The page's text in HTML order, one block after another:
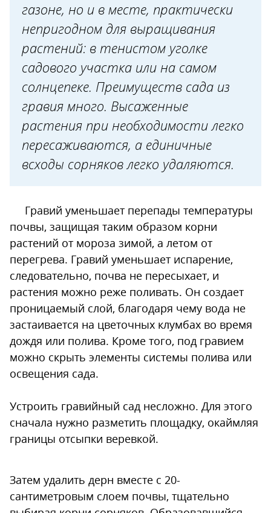
газоне, но и в месте, практически
непригодном для выращивания
растений: в тенистом уголке
садового участка или на самом
солнцепеке. Преимуществ сада из
гравия много. Высаженные
растения при необходимости легко
пересаживаются, а единичные
всходы сорняков легко удаляются.
Гравий уменьшает перепады температуры
почвы, защищая таким образом корни
растений от мороза зимой, а летом от
перегрева. Гравий уменьшает испарение,
следовательно, почва не пересыхает, и
растения можно реже поливать. Он создает
проницаемый слой, благодаря чему вода не
застаивается на цветочных клумбах во время
дождя или полива. Кроме того, под гравием
можно скрыть элементы системы полива или
освещения сада.
Устроить гравийный сад несложно. Для этого
сначала нужно разметить площадку, окаймляя
границы отсыпки веревкой.
Затем удалить дерн вместе с 20-
сантиметровым слоем почвы, тщательно